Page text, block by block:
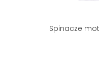
Spinacze